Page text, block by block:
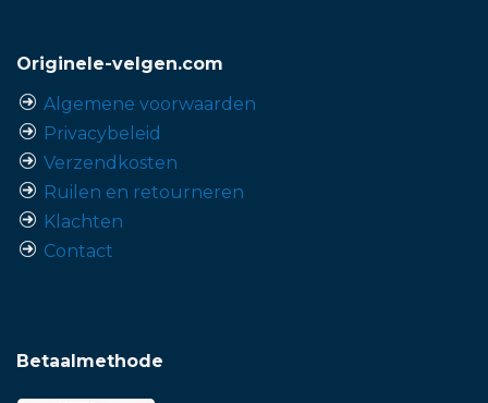
Originele-velgen.com
Algemene voorwaarden
Privacybeleid
Verzendkosten
Ruilen en retourneren
Klachten
Contact
Betaalmethode